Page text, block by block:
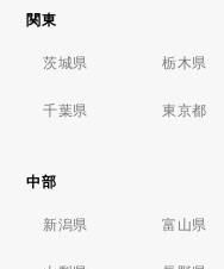
関東
茨城県 栃木県
千葉県 東京都
中部
新潟県 富山県